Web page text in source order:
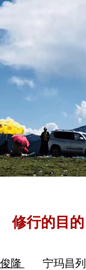
修行的目
隆 宁玛昌